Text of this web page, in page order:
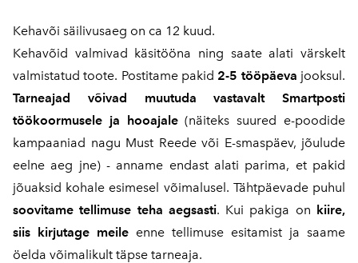
Kehavõi säilivusaeg on ca 12 kuud.
Kehavõid valmivad käsitööna ning saate alati värskelt
valmistatud toote. Postitame pakid 2-5 tööpäeva jooksul.
Tarneajad võivad muutuda vastavalt Smartposti
töökoormusele ja hooajale(näiteks suured e-poodide
kampaaniad nagu Must Reede või E-smaspäev, jõulude
eelne aeg jne) - anname endast alati parima, et pakid
jõuaksid kohale esimesel võimalusel. Tähtpäevade puhul
soovitame tellimuse teha aegsasti. Kui pakiga on kiire,
siis kirjutage meile enne tellimuse esitamist ja saame
öelda võimalikult täpse tarneaja.